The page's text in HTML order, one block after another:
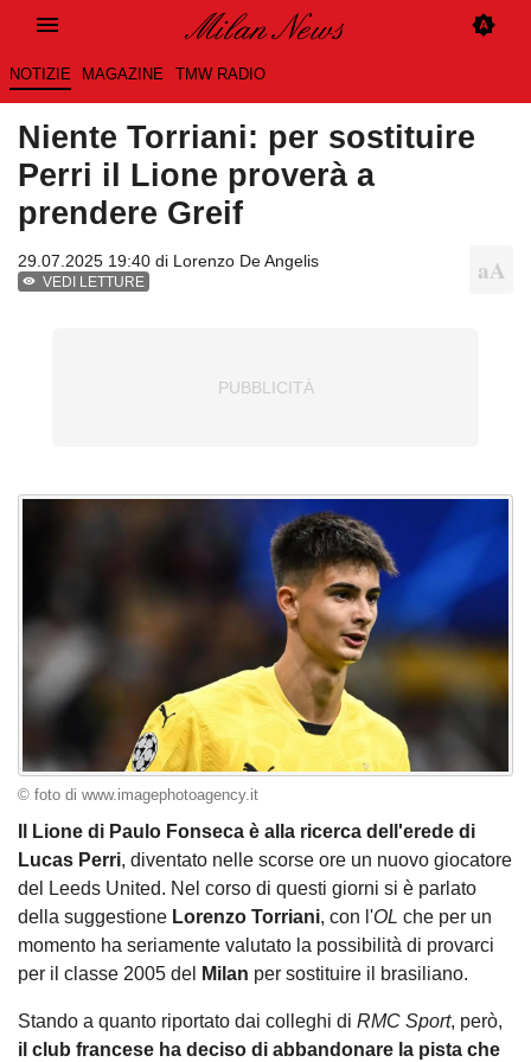
NOTIZIE MAGAZINE TMW RADIO
Niente Torriani: per sostituire
Perri il Lione proverà a
prendere Greif
29.07.2025 19:40 di Lorenzo De Angelis
VEDI LETTURE
© foto di www.imagephotoagency.it
Il Lione di Paulo Fonseca è alla ricerca dell'erede di
Lucas Perri, diventato nelle scorse ore un nuovo giocatore
del Leeds United. Nel corso di questi giorni si è parlato
della suggestione Lorenzo Torriani, con l'OL che per un
momento ha seriamente valutato la possibilità di provarci
per il classe 2005 del
Milan per sostituire il brasiliano.
Stando a quanto riportato dai colleghi di RMC Sport, però,
il club francese ha deciso di abbandonare la pista che